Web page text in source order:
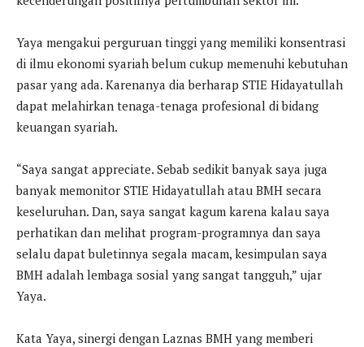
Yaya mengakui perguruan tinggi yang memiliki konsentrasi
di ilmu ekonomi syariah belum cukup memenuhi kebutuhan
pasar yang ada. Karenanya dia berharap STIE Hidayatullah
dapat melahirkan tenaga-tenaga profesional di bidang
keuangan syariah.
“Saya sangat appreciate. Sebab sedikit banyak saya juga
banyak memonitor STIE Hidayatullah atau BMH secara
keseluruhan. Dan, saya sangat kagum karena kalau saya
perhatikan dan melihat program-programnya dan saya
selalu dapat buletinnya segala macam, kesimpulan saya
BMH adalah lembaga sosial yang sangat tangguh,” ujar
Yaya.
Kata Yaya, sinergi dengan Laznas BMH yang memberi